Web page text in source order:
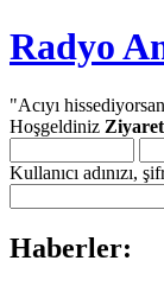
Radyo
"Acıyı
Hoşgeldiniz
Kullanıcı adınızı,
Haberler: